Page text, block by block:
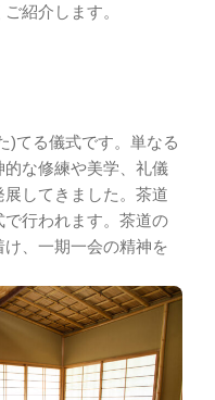
紹介します。
)てる儀式です。単なる
な修練や美学、礼儀
してきました。茶道
行われます。茶道の
、一期一会の精神を